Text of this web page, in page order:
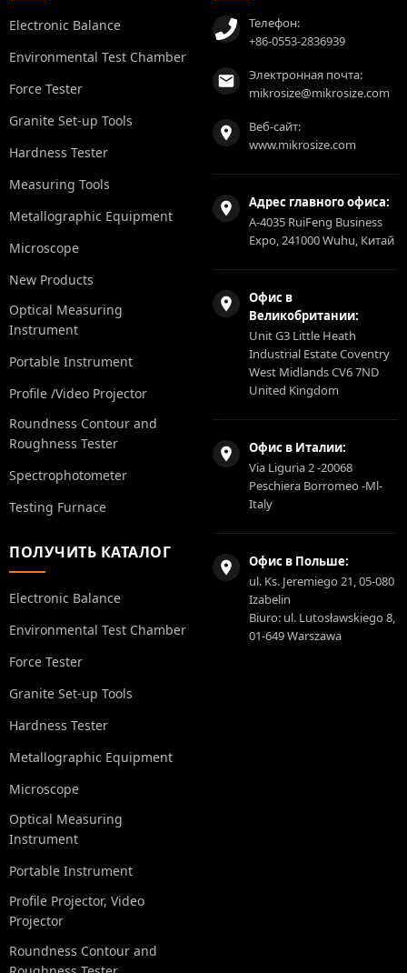
Electronic Balance
Environmental Test Chamber
Force Tester
Granite Set-up Tools
Hardness Tester
Measuring Tools
Metallographic Equipment
Microscope
New Products
Optical Measuring
Instrument
Portable Instrument
Profile /Video Projector
Roundness Contour and
Roughness Tester
Spectrophotometer
Testing Furnace
ПОЛУЧИТЬ КАТАЛОГ
Electronic Balance
Environmental Test Chamber
Force Tester
Granite Set-up Tools
Hardness Tester
Metallographic Equipment
Microscope
Optical Measuring
Instrument
Portable Instrument
Profile Projector, Video
Projector
Roundness Contour and
Телефон:
+86-0553-2836939
Электронная почта:
mikrosize@mikrosize.com
Веб-сайт:
www.mikrosize.com
Адрес главного офиса:
A-4035 RuiFeng Business
Expo, 241000 Wuhu, Китай
Офис в
Великобритании:
Unit G3 Little Heath
Industrial Estate Coventry
West Midlands CV6 7ND
United Kingdom
Офис в Италии:
Via Liguria 2 -20068
Peschiera Borromeo -Ml-
Italy
Офис в Польше:
ul. Ks. Jeremiego 21, 05-080
Izabelin
Biuro: ul. Lutosławskiego 8,
01-649 Warszawa